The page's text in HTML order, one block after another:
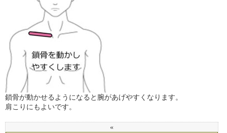
鎖骨が動かせるようになると腕があげやすくなります。
肩こりにもよいです。
«